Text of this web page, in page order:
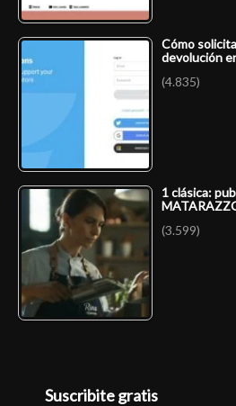
Cómo
devolución
(4.835)
1 clásica:
(3.599)
Suscribite gratis